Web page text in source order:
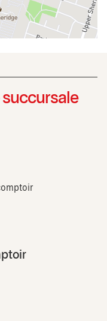
succursale